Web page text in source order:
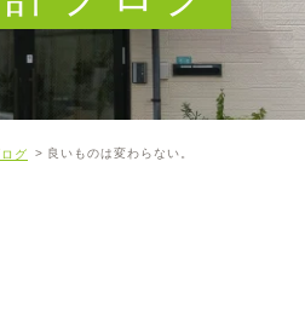
開業･経営支援について
相続について･事業承継に
グ 良いものは変わらない。